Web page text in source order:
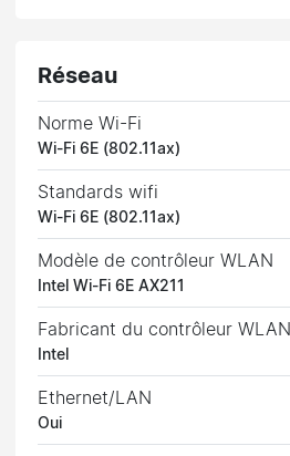
Réseau
Norme Wi-Fi
Wi-Fi 6E (802.11ax)
Standards wifi
Wi-Fi 6E (802.11ax)
Modèle de contrôleur WLAN
Intel Wi-Fi 6E AX211
Fabricant du contrôleur WLAN
Intel
Ethernet/LAN
Oui